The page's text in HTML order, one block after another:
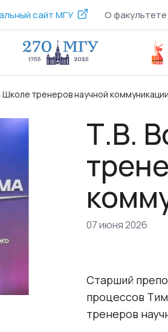
сайт МГУ О факультете
Школе тренеров научной
Т.В.
07 июня 2026
Старший
процессов
тренеров